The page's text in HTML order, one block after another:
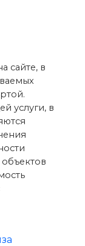
сайте, в
услуги, в